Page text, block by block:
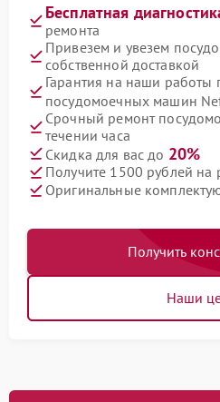
Бесплатная
ремонта
Привезем и увезем
собственной доставкой
Гарантия на наши работы
посудомоечных машин
Срочный ремонт
течении часа
Скидка для вас до 20%
Получите 1500 рублей на
Оригинальные
Получить
Наши